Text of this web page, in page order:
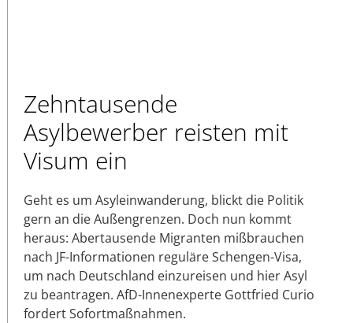
Zehntausende
Asylbewerber reisten mit
Visum ein
Geht es um Asyleinwanderung, blickt die Politik
gern an die Außengrenzen. Doch nun kommt
heraus: Abertausende Migranten mißbrauchen
nach JF-Informationen reguläre Schengen-Visa,
um nach Deutschland einzureisen und hier Asyl
zu beantragen. AfD-Innenexperte Gottfried Curio
fordert Sofortmaßnahmen.